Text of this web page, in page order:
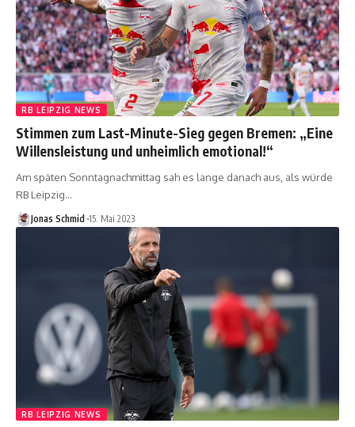
RB LEIPZIG NEWS
Stimmen zum Last-Minute-Sieg gegen Bremen: „Eine
Willensleistung und unheimlich emotional!“
Am späten Sonntagnachmittag sah es lange danach aus, als würde
RB Leipzig…
Jonas Schmid 15. Mai 2023
RB LEIPZIG NEWS